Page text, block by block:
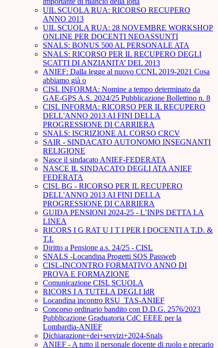
UIL SCUOLA RUA: RICORSO RECUPERO
ANNO 2013
UIL SCUOLA RUA: 28 NOVEMBRE WORKSHOP
ONLINE PER DOCENTI NEOASSUNTI
SNALS: BONUS 500 AL PERSONALE ATA
SNALS: RICORSO PER IL RECUPERO DEGLI
SCATTI DI ANZIANITA’ DEL 2013
ANIEF: Dalla legge al nuovo CCNL 2019-2021 Cosa
abbiamo già o
CISL INFORMA: Nomine a tempo determinato da
GAE-GPS A.S. 2024/25 Pubblicazione Bollettino n. 8
CISL INFORMA: RICORSO PER IL RECUPERO
DELL'ANNO 2013 AI FINI DELLA
PROGRESSIONE DI CARRIERA
SNALS: ISCRIZIONE AL CORSO CRCV
SAIR - SINDACATO AUTONOMO INSEGNANTI
RELIGIONE
Nasce il sindacato ANIEF-FEDERATA
NASCE IL SINDACATO DEGLI ATA ANIEF
FEDERATA
CISL BG - RICORSO PER IL RECUPERO
DELL'ANNO 2013 AI FINI DELLA
PROGRESSIONE DI CARRIERA
GUIDA PENSIONI 2024-25 - L’INPS DETTA LA
LINEA
RICORS I G RAT U I T I PER I DOCENTI A T.D. &
T.I.
Diritto a Pensione a.s. 24/25 - CISL
SNALS -Locandina Progetti SOS Passweb
CISL-INCONTRO FORMATIVO ANNO DI
PROVA E FORMAZIONE
Comunicazione CISL SCUOLA
RICORS I A TUTELA DEGLI IdR
Locandina incontro RSU_TAS-ANIEF
Concorso ordinario bandito con D.D.G. 2576/2023
Pubblicazione Graduatoria CdC EEEE per la
Lombardia-ANIEF
Dichiarazione+dei+servizi+2024-Snals
ANIEF - A tutto il personale docente di ruolo e precario